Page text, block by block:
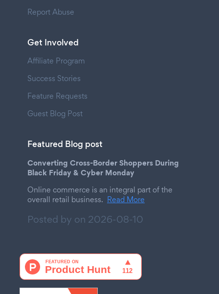
Report Abuse
Get Involved
Affiliate Program
Success Stories
Feature Requests
Guest Blog Post
Featured Blog post
Converting Cross-Border Shoppers During
Black Friday & Cyber Monday
Online commerce is an integral part of the
overall retail business. Read More
Posted by on 2026-08-10